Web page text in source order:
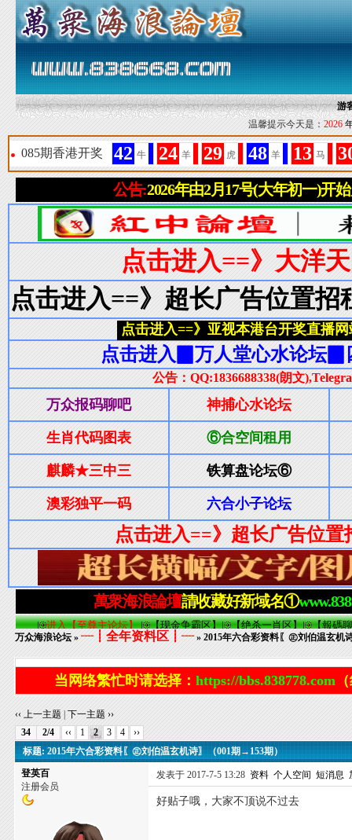
游
温馨提示今天是： 2026
万众海浪论坛 »┈┋全年资料区┋┈» 2015年六合彩资料〖㊣刘伯温玄机
当网络繁忙时请选择： https://bbs.838778.com
‹‹ 上一主题 |下一主题 ››
34
2/4 ‹‹ 1 2 3 4
››
标题: 2015年六合彩资料〖㊣刘伯温玄机诗〗（001期→153期）
登英百
注册会员
发表于 2017-7-5 13:28 资料 个人空间 短消息
好贴子哦，大家不顶说不过去